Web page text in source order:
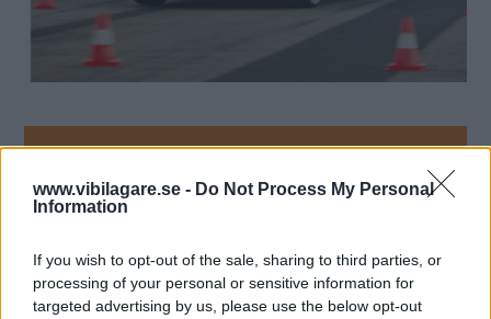
www.vibilagare.se - Do Not Process My Personal
Information
If you wish to opt-out of the sale, sharing to third parties, or
processing of your personal or sensitive information for
targeted advertising by us, please use the below opt-out
WEBB-TV